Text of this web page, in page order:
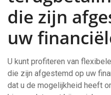
die zijn
uw
U kunt profiteren van
die zijn afgestemd op uw
dat u de mogelijkheid heeft